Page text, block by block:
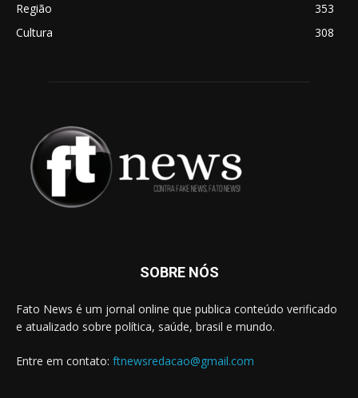
Região
353
Cultura
308
SOBRE NÓS
Fato News é um jornal online que publica conteúdo verificado
e atualizado sobre política, saúde, brasil e mundo.
Entre em contato: ftnewsredacao@gmail.com